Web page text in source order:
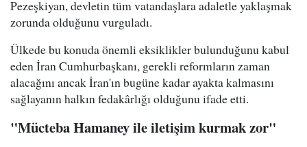
Pezeşkiyan, devletin tüm vatandaşlara adaletle yaklaşmak
zorunda olduğunu vurguladı.
Ülkede bu konuda önemli eksiklikler bulunduğunu kabul
eden İran Cumhurbaşkanı, gerekli reformların zaman
alacağını ancak İran'ın bugüne kadar ayakta kalmasını
sağlayanın halkın fedakârlığı olduğunu ifade etti.
"Mücteba Hamaney ile iletişim kurmak zor"